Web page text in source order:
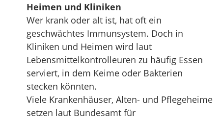
Heimen und Kliniken
Wer krank oder alt ist, hat oft ein
geschwächtes Immunsystem. Doch in
Kliniken und Heimen wird laut
Lebensmittelkontrolleuren zu häufig Essen
serviert, in dem Keime oder Bakterien
stecken könnten.
Viele Krankenhäuser, Alten- und Pflegeheime
setzen laut Bundesamt für